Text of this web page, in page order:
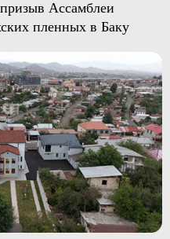
Ассамблеи
пленных в Баку